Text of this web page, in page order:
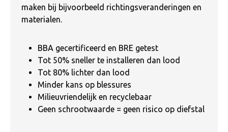
maken bij bijvoorbeeld richtingsveranderingen en
materialen.
BBA gecertificeerd en BRE getest
Tot 50% sneller te installeren dan lood
Tot 80% lichter dan lood
Minder kans op blessures
Milieuvriendelijk en recyclebaar
Geen schrootwaarde = geen risico op diefstal